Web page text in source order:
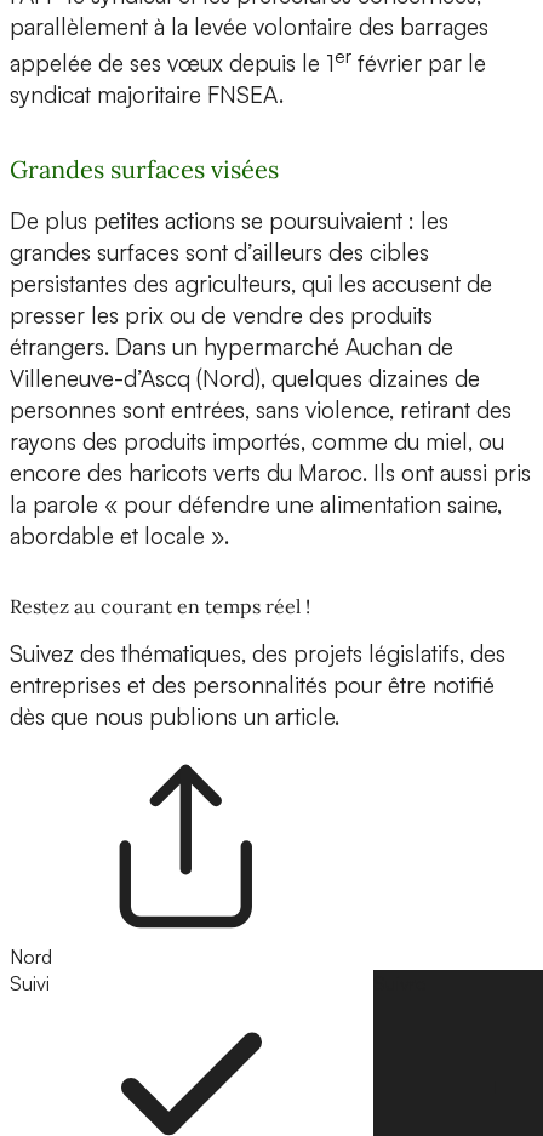
parallèlement à la levée volontaire des barrages
appelée de ses vœux depuis le 1er février par le
syndicat majoritaire FNSEA.
Grandes surfaces visées
De plus petites actions se poursuivaient : les
grandes surfaces sont d’ailleurs des cibles
persistantes des agriculteurs, qui les accusent de
presser les prix ou de vendre des produits
étrangers. Dans un hypermarché Auchan de
Villeneuve-d’Ascq (Nord), quelques dizaines de
personnes sont entrées, sans violence, retirant des
rayons des produits importés, comme du miel, ou
encore des haricots verts du Maroc. Ils ont aussi pris
la parole « pour défendre une alimentation saine,
abordable et locale ».
Restez au courant en temps réel !
Suivez des thématiques, des projets législatifs, des
entreprises et des personnalités pour être notifié
dès que nous publions un article.
Nord
Suivi